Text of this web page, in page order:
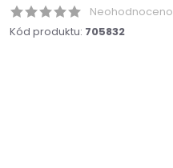
Neohodnoceno
Kód produktu: 705832